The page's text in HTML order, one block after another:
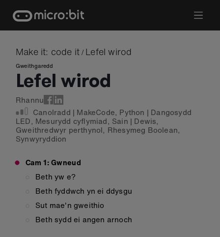
content
Make it: code it / Lefel wirod
Gweithgaredd
Lefel wirod
Rhannu
Canolradd | MakeCode, Python | Dangosydd
LED, Mesurydd cyflymiad, Sain | Dewis,
Gweithredwyr perthynol, Rhesymeg Boolean,
Synwyryddion
Cam 1: Gwneud
Beth yw e?
Beth fyddwch yn ei ddysgu
Sut mae'n gweithio
Beth sydd ei angen arnoch